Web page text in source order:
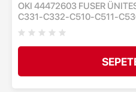
OKI 44472603 FUSER
C331-C332-C510-C511-
MC351-MC352-MC361-
- FIRINLAMA ÜNİTESİ -